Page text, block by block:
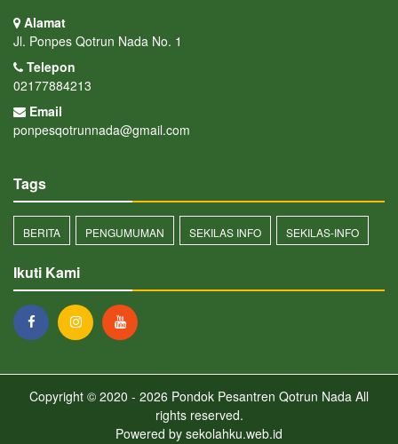
Alamat
Jl. Ponpes Qotrun Nada No. 1
Telepon
02177884213
Email
ponpesqotrunnada@gmail.com
Tags
BERITA PENGUMUMAN SEKILAS INFO SEKILAS-INFO
Ikuti Kami
Copyright © 2020 - 2026 Pondok Pesantren Qotrun Nada All
rights reserved.
Powered by sekolahku.web.id